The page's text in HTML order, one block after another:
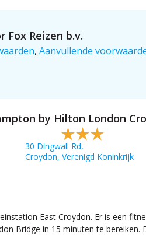
Reizen b.v.
, Aanvullende
by Hilton London
30 Dingwall Rd,
Croydon, Verenigd Koninkrijk
East Croydon. Er is een
Bridge in 15 minuten te